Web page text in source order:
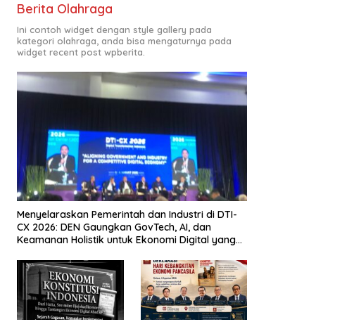
Berita Olahraga
Ini contoh widget dengan style gallery pada
kategori olahraga, anda bisa mengaturnya pada
widget recent post wpberita.
Menyelaraskan Pemerintah dan Industri di DTI-
CX 2026: DEN Gaungkan GovTech, AI, dan
Keamanan Holistik untuk Ekonomi Digital yang